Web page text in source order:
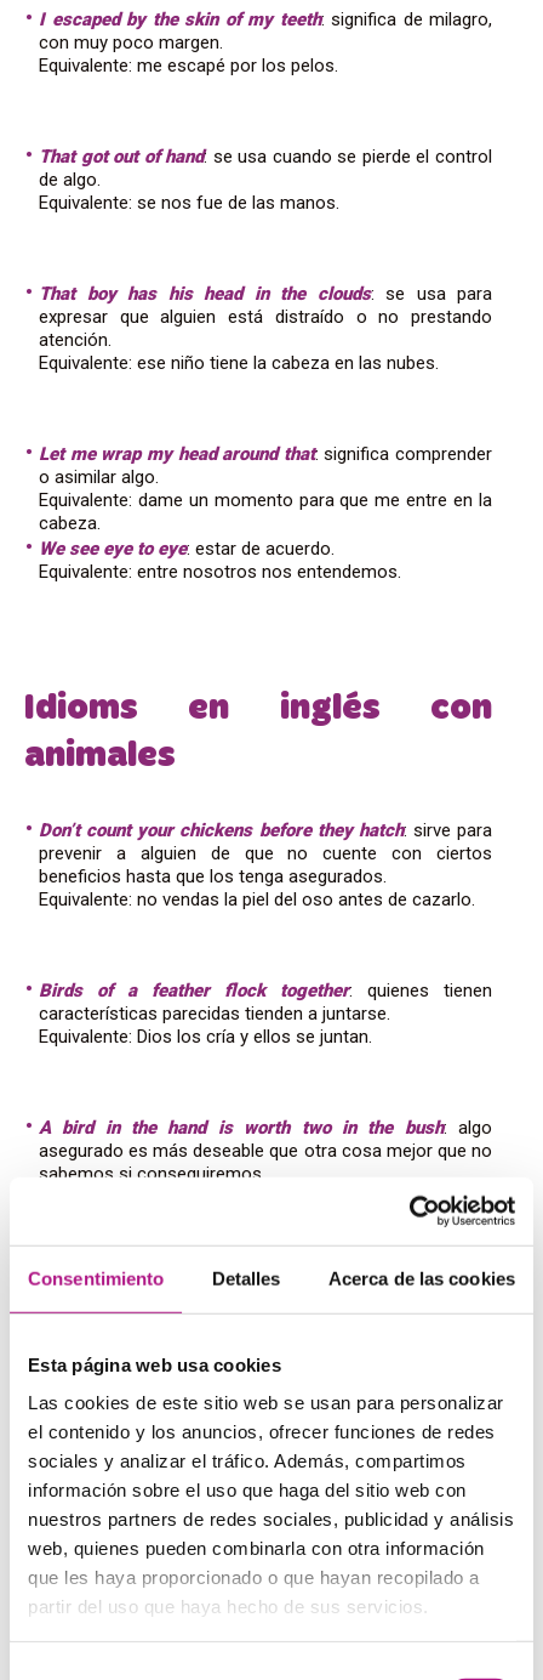
Consentimiento Detalles Acerca de las cookies
Esta página web usa cookies
Las cookies de este sitio web se usan para personalizar
el contenido y los anuncios, ofrecer funciones de redes
sociales y analizar el tráfico. Además, compartimos
información sobre el uso que haga del sitio web con
nuestros partners de redes sociales, publicidad y análisis
web, quienes pueden combinarla con otra información
que les haya proporcionado o que hayan recopilado a
partir del uso que haya hecho de sus servicios.
I escaped by the skin of my teeth: significa de milagro,
con muy poco margen.
Equivalente: me escapé por los pelos.
That got out of hand: se usa cuando se pierde el control
de algo.
Equivalente: se nos fue de las manos.
That boy has his head in the clouds: se usa para
expresar que alguien está distraído o no prestando
atención.
Equivalente: ese niño tiene la cabeza en las nubes.
Let me wrap my head around that: significa comprender
o asimilar algo.
Equivalente: dame un momento para que me entre en la
cabeza.
We see eye to eye: estar de acuerdo.
Equivalente: entre nosotros nos entendemos.
Idioms en inglés con
animales
Don’t count your chickens before they hatch: sirve para
prevenir a alguien de que no cuente con ciertos
beneficios hasta que los tenga asegurados.
Equivalente: no vendas la piel del oso antes de cazarlo.
Birds of a feather flock together: quienes tienen
características parecidas tienden a juntarse.
Equivalente: Dios los cría y ellos se juntan.
A bird in the hand is worth two in the bush: algo
asegurado es más deseable que otra cosa mejor que no
sabemos si conseguiremos.
Equivalente: más vale pájaro en mano que ciento
We were on a wild goose chase: describe una búsqueda
Equivalente: estábamos perdiendo el tiempo.
Wild horses wouldn’t drag me there
no quiere ir a un sitio de ninguna de las maneras.
Equivalente: no voy ni muerto.
It’s the elephant in the room: se usa para hablar de un
problema que se conoce, pero es incómodo de sacar.